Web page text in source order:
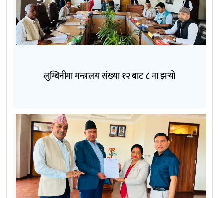
लुम्बिनीमा मन्त्रालय संख्या १२ बाट ८ मा झर्‍यो